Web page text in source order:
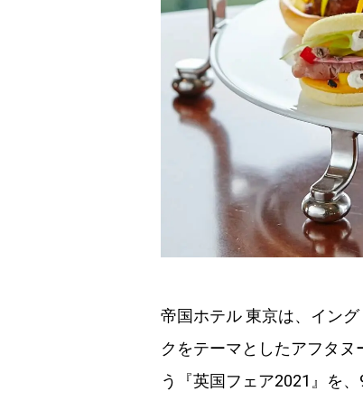
帝国ホテル 東京は、イン
クをテーマとしたアフタ
う『英国フェア2021』を